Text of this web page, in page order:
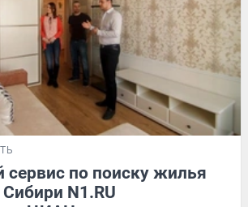
по поиску жилья
N1.RU